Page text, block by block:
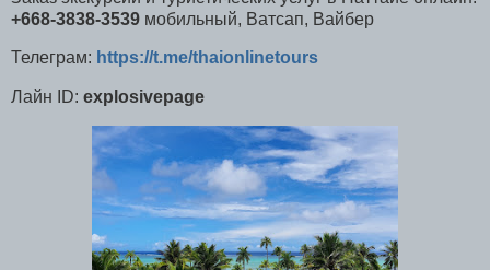
+668-3838-3539 мобильный, Ватсап, Вайбер
Телеграм: https://t.me/thaionlinetours
Лайн ID: explosivepage